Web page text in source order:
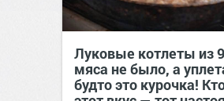
Луковые котлеты из
мяса не было, а
будто это курочка!